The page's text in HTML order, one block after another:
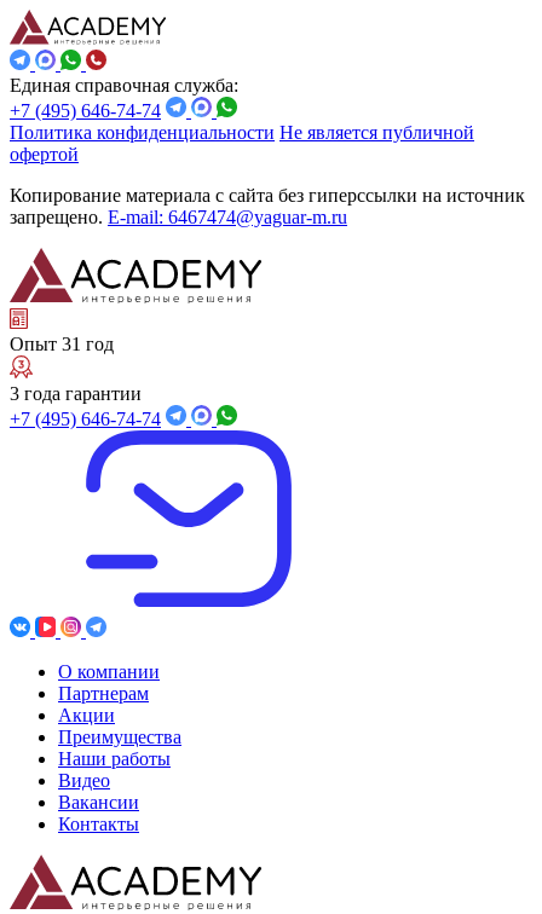
Единая справочная служба:
+7 (495) 646-74-74
Политика конфиденциальности Не является публичной
офертой
Копирование материала с сайта без гиперссылки на источник
запрещено. E-mail: 6467474@yaguar-m.ru
Опыт 31 год
3 года гарантии
+7 (495) 646-74-74
О компании
Партнерам
Акции
Преимущества
Наши работы
Видео
Вакансии
Контакты